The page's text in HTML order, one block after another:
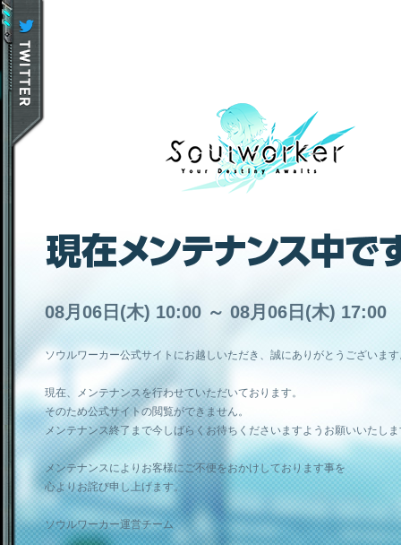
08月06日(木) 10:00 ～ 08月06日(木) 17:00
ソウルワーカー公式サイトにお越しいただき、誠にありがとうございま
現在、メンテナンスを行わせていただいております。
そのため公式サイトの閲覧ができません。
メンテナンス終了まで今しばらくお待ちくださいますようお願いいたし
メンテナンスによりお客様にご不便をおかけしております事を
心よりお詫び申し上げます。
ソウルワーカー運営チーム